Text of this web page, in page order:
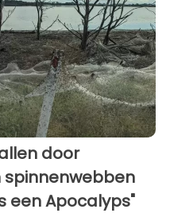
door
spinnenwebben
een Apocalyps"